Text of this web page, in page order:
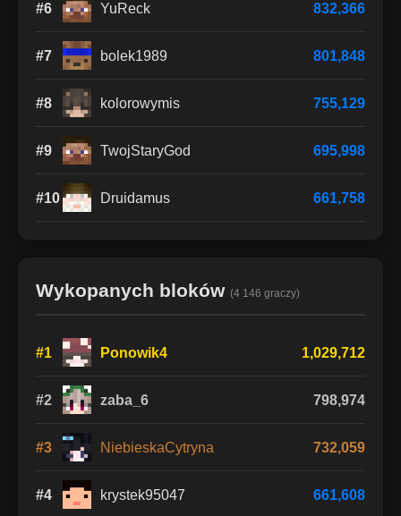
#6 YuReck 832,366
#7 bolek1989 801,848
#8 kolorowymis 755,129
#9 TwojStaryGod 695,998
#10 Druidamus 661,758
Wykopanych bloków (4 146 graczy)
#1 Ponowik4 1,029,712
#2 zaba_6 798,974
#3 NiebieskaCytryna 732,059
#4 krystek95047 661,608